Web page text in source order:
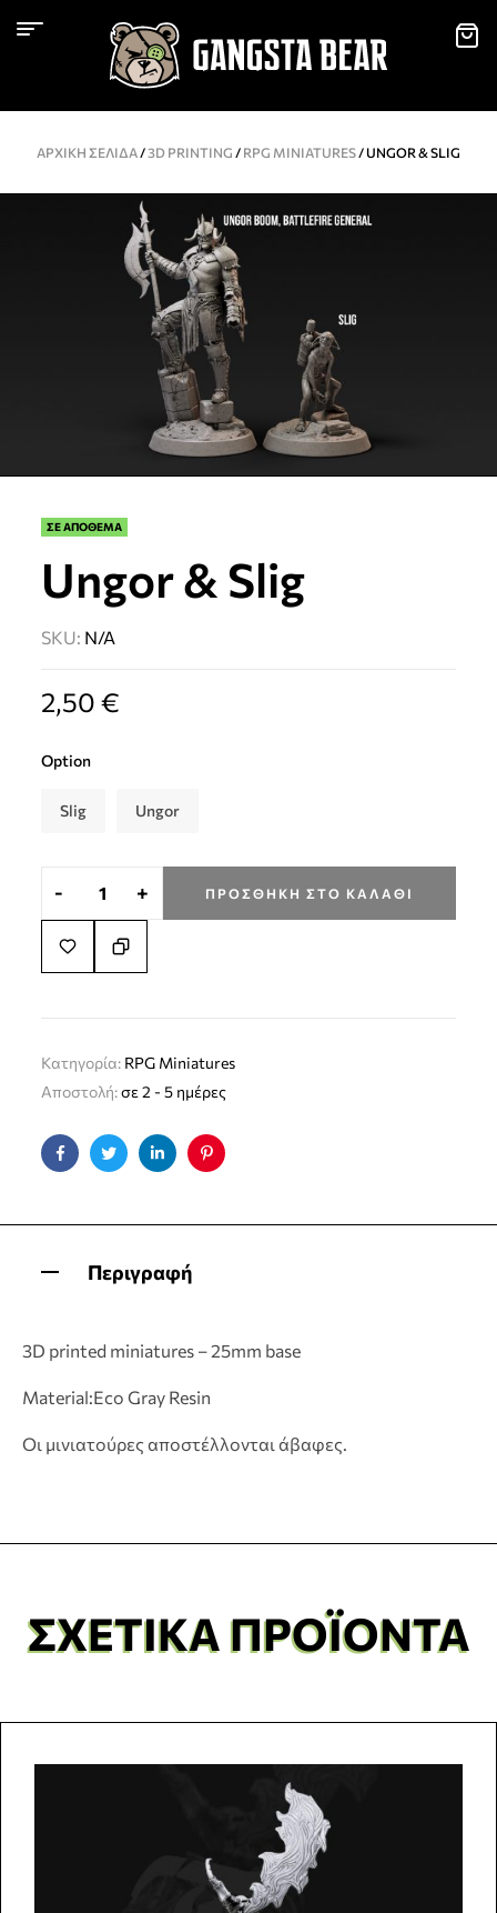
ΑΡΧΙΚΉ ΣΕΛΊΔΑ/3D PRINTING / RPG MINIATURES/ UNGOR & SLIG
ΣΕ ΑΠΟΘΕΜΑ
Ungor & Slig
SKU: N/A
2,50€
Option
Slig Ungor
- + ΠΡΟΣΘΉΚΗ ΣΤΟ ΚΑΛΆΘΙ
Κατηγορία: RPG Miniatures
Αποστολή:σε 2 - 5 ημέρες
FacebookTwitterLinkedinPinterest
Περιγραφή
3D printed miniatures – 25mm base
Material:Eco Gray Resin
Οι μινιατούρες αποστέλλονται άβαφες.
ΣΧΕΤΙΚΆ ΠΡΟΪΌΝΤΑ